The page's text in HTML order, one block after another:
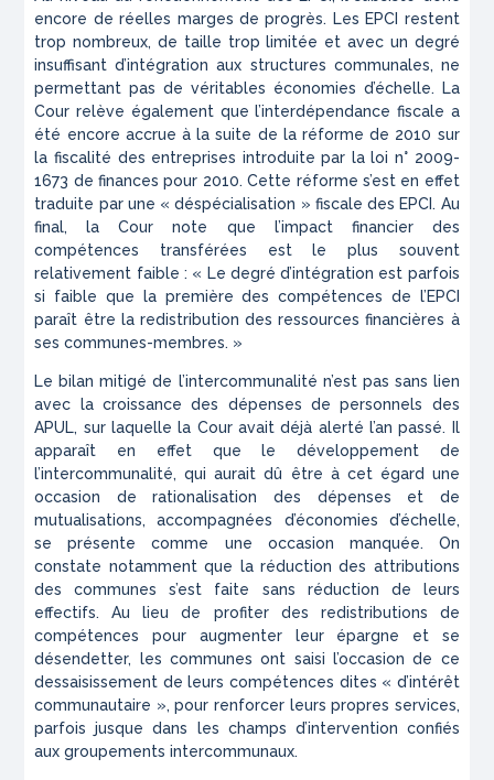
encore de réelles marges de progrès. Les EPCI restent
trop nombreux, de taille trop limitée et avec un degré
insuffisant d’intégration aux structures communales, ne
permettant pas de véritables économies d’échelle. La
Cour relève également que l’interdépendance fiscale a
été encore accrue à la suite de la réforme de 2010 sur
la fiscalité des entreprises introduite par la loi n° 2009-
1673 de finances pour 2010. Cette réforme s’est en effet
traduite par une « déspécialisation » fiscale des EPCI. Au
final, la Cour note que l’impact financier des
compétences transférées est le plus souvent
relativement faible : « Le degré d’intégration est parfois
si faible que la première des compétences de l’EPCI
paraît être la redistribution des ressources financières à
ses communes-membres. »
Le bilan mitigé de l’intercommunalité n’est pas sans lien
avec la croissance des dépenses de personnels des
APUL, sur laquelle la Cour avait déjà alerté l’an passé. Il
apparaît en effet que le développement de
l’intercommunalité, qui aurait dû être à cet égard une
occasion de rationalisation des dépenses et de
mutualisations, accompagnées d’économies d’échelle,
se présente comme une occasion manquée. On
constate notamment que la réduction des attributions
des communes s’est faite sans réduction de leurs
effectifs. Au lieu de profiter des redistributions de
compétences pour augmenter leur épargne et se
désendetter, les communes ont saisi l’occasion de ce
dessaisissement de leurs compétences dites « d’intérêt
communautaire », pour renforcer leurs propres services,
parfois jusque dans les champs d’intervention confiés
aux groupements intercommunaux.